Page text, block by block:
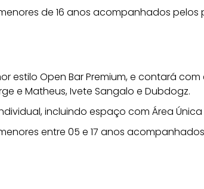
de 16 anos acompanhados pelos
estilo Open Bar Premium, e contará
e Matheus, Ivete Sangalo e Dubdogz.
incluindo espaço com Área
entre 05 e 17 anos